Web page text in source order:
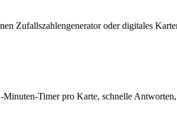
Zufallszahlengenerator oder digitales
Minuten-Timer pro Karte, schnelle